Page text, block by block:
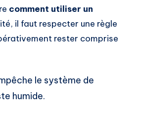
comment utiliser un
il faut respecter une règle
rester comprise
le système de
humide.